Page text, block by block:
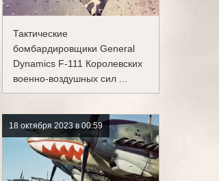
Тактические
бомбардировщики General
Dynamics F-111 Королевских
военно-воздушных сил ...
18 октября 2023 в 00:59